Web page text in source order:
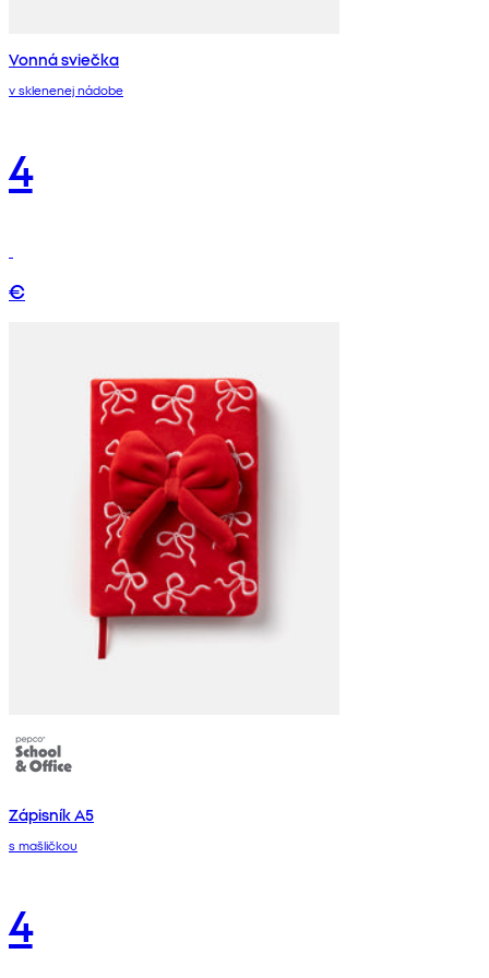
Vonná sviečka
v sklenenej nádobe
4
€
Zápisník A5
s mašličkou
4